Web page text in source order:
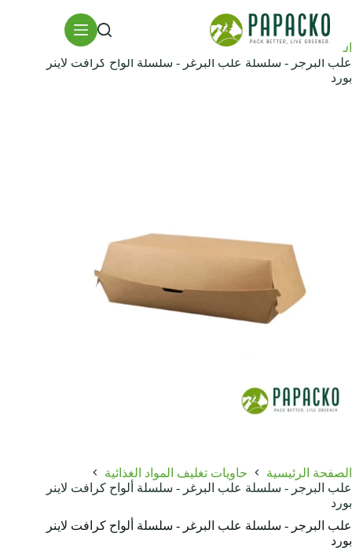
المحتوى
الصفحة الرئيسية
حاويات تغليف المواد الغذائية
علب البرجر - سلسلة علب البرغر - سلسلة ألواح كرافت لاينر
بورد
الصفحة الرئيسية
حاويات تغليف المواد الغذائية
علب البرجر - سلسلة علب البرغر - سلسلة ألواح كرافت لاينر
بورد
علب البرجر - سلسلة علب البرغر - سلسلة ألواح كرافت لاينر
بورد